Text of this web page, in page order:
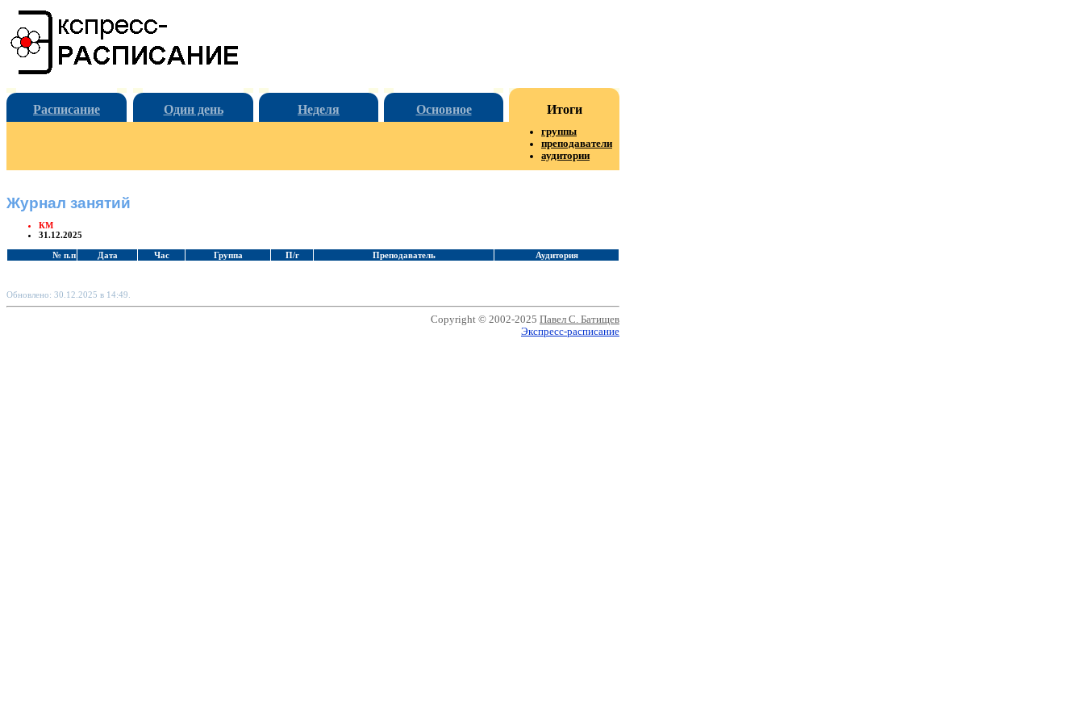
Расписание Один день Неделя Основное Итоги
группы
преподаватели
аудитории
Журнал занятий
КМ
31.12.2025
№ п.п Дата Час Группа П/г Преподаватель Аудитория
Обновлено: 30.12.2025 в 14:49.
Copyright © 2002-2025 Павел С. Батищев
Экспресс-расписание